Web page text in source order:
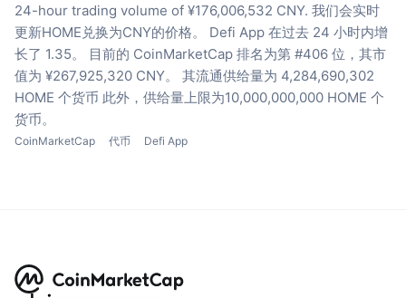
24-hour trading volume of ¥176,006,532 CNY. 我们会实时
更新HOME兑换为CNY的价格。
Defi App 在过去 24 小时内增
长了 1.35。
目前的 CoinMarketCap 排名为第 #406 位，其市
值为 ¥267,925,320 CNY。
其流通供给量为 4,284,690,302
HOME 个货币 此外，供给量上限为10,000,000,000 HOME 个
货币。
CoinMarketCap 代币 Defi App